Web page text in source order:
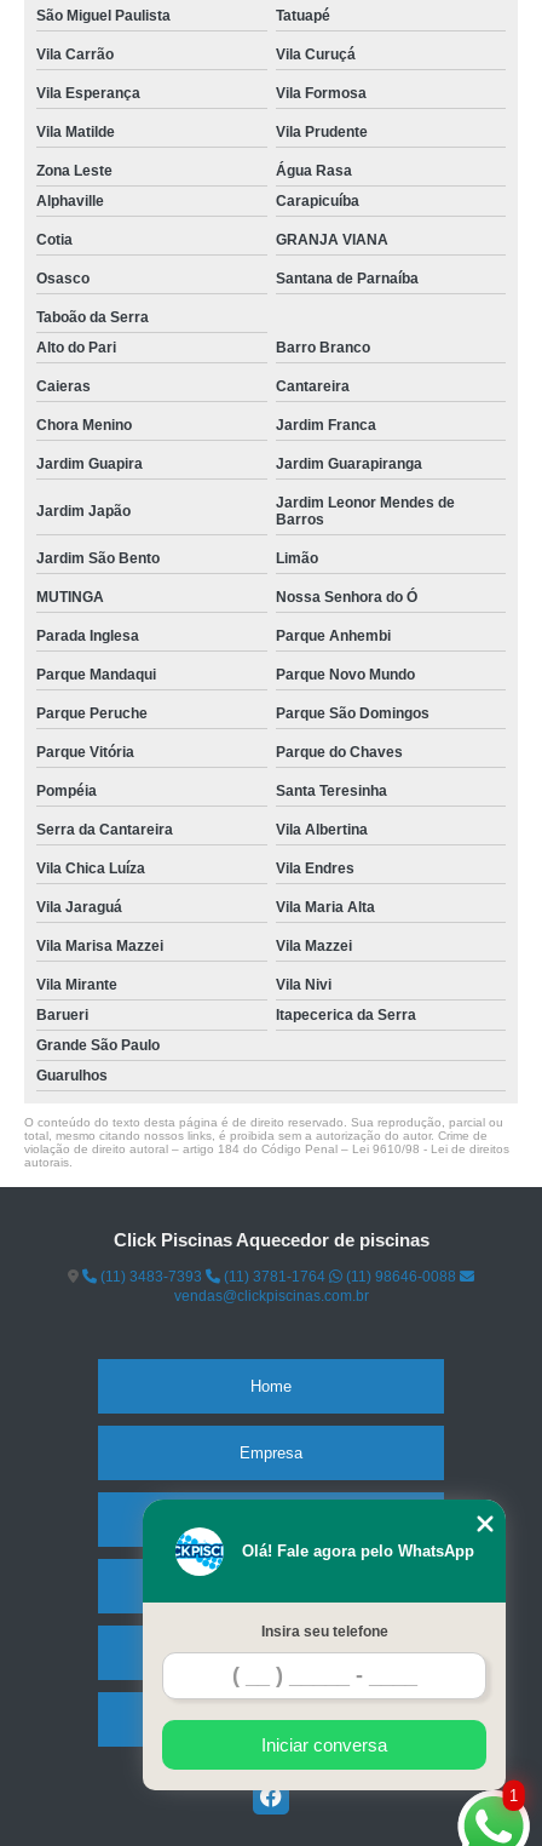
São Miguel Paulista Tatuapé
Vila Carrão Vila Curuçá
Vila Esperança Vila Formosa
Vila Matilde Vila Prudente
Zona Leste
Água Rasa
Alphaville
Carapicuíba
Cotia GRANJA VIANA
Osasco Santana de Parnaíba
Taboão da Serra
Alto do Pari
Barro Branco
Caieras Cantareira
Chora Menino Jardim Franca
Jardim Guapira Jardim Guarapiranga
Jardim Japão
Jardim Leonor Mendes de
Barros
Jardim São Bento Limão
MUTINGA Nossa Senhora do Ó
Parada Inglesa Parque Anhembi
Parque Mandaqui Parque Novo Mundo
Parque Peruche Parque São Domingos
Parque Vitória Parque do Chaves
Pompéia Santa Teresinha
Serra da Cantareira Vila Albertina
Vila Chica Luíza Vila Endres
Vila Jaraguá Vila Maria Alta
Vila Marisa Mazzei Vila Mazzei
Vila Mirante
Vila Nivi
Barueri
Itapecerica da Serra
Grande São Paulo
Guarulhos
O conteúdo do texto desta página é de direito reservado. Sua reprodução, parcial ou
total, mesmo citando nossos links, é proibida sem a autorização do autor. Crime de
violação de direito autoral – artigo 184 do Código Penal – Lei 9610/98 - Lei de direitos
autorais
Click Piscinas Aquecedor de piscinas
(11) 3483-7393 (11) 3781-1764
(11) 98646-0088
vendas@clickpiscinas.com.br
Home
Empresa
Contato
Mapa do site
1
Olá! Fale agora pelo WhatsApp
Insira seu telefone
Iniciar conversa